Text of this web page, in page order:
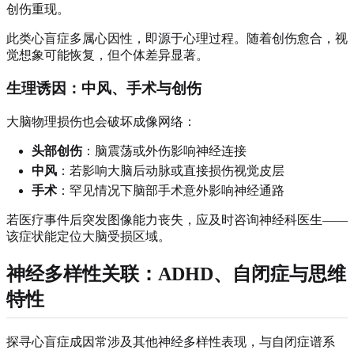
创伤重现。
此类心盲症多属心因性，即源于心理过程。随着创伤愈合，视
觉想象可能恢复，但个体差异显著。
生理诱因：中风、手术与创伤
大脑物理损伤也会破坏成像网络：
头部创伤：脑震荡或外伤影响神经连接
中风 ：若影响大脑后动脉或直接损伤视觉皮层
手术 ：罕见情况下脑部手术意外影响神经通路
若医疗事件后突发图像能力丧失，应及时咨询神经科医生——
该症状能定位大脑受损区域。
神经多样性关联：ADHD、自闭症与思维
特性
探寻心盲症成因常涉及其他神经多样性表现，与自闭症谱系